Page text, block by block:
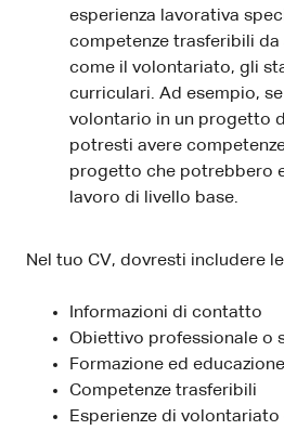
esperienza lavorativa
competenze trasferibili da
come il volontariato, gli
curriculari. Ad esempio,
volontario in un progetto
potresti avere
progetto che potrebbero
lavoro di livello base.
Nel tuo CV, dovresti includere
Informazioni di contatto
Obiettivo professionale o
Formazione ed educazione
Competenze trasferibili
Esperienze di